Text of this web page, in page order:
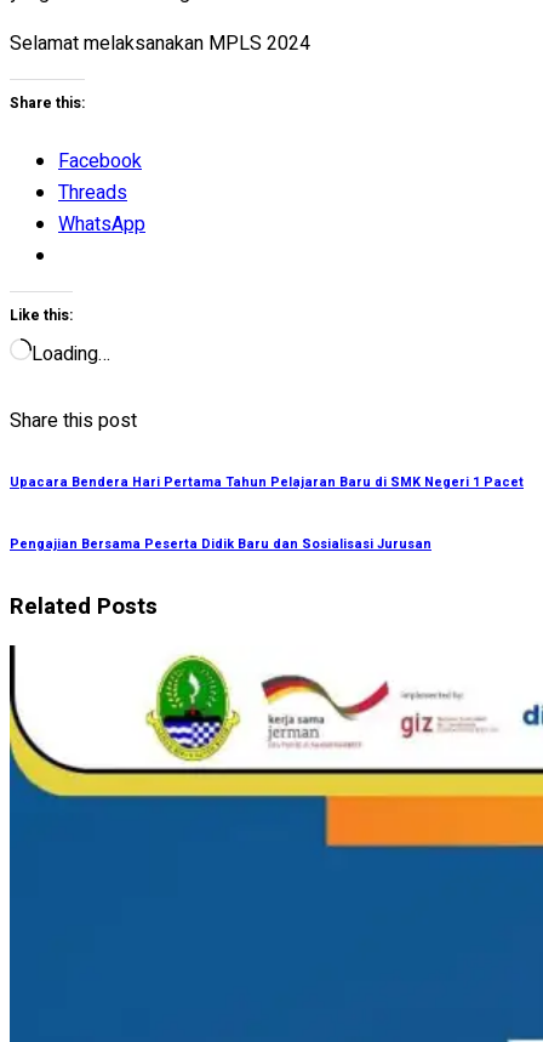
Selamat melaksanakan MPLS 2024
Share this:
Facebook
Threads
WhatsApp
Like this:
Loading…
Share this post
Upacara Bendera Hari Pertama Tahun Pelajaran Baru di SMK Negeri 1 Pacet
Pengajian Bersama Peserta Didik Baru dan Sosialisasi Jurusan
Related Posts